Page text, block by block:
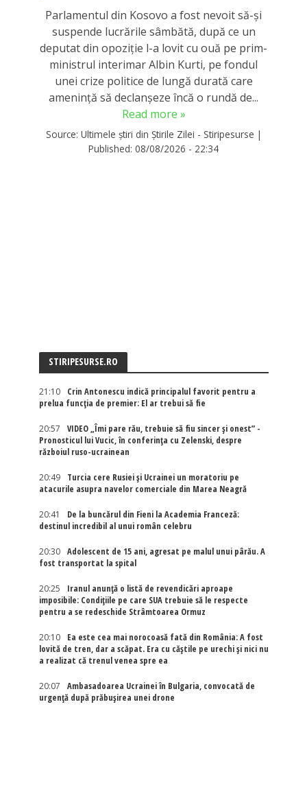
Parlamentul din Kosovo a fost nevoit să-și
suspende lucrările sâmbătă, după ce un
deputat din opoziție l-a lovit cu ouă pe prim-
ministrul interimar Albin Kurti, pe fondul
unei crize politice de lungă durată care
amenință să declanșeze încă o rundă de...
Read more »
Source: Ultimele știri din Știrile Zilei - Stiripesurse |
Published: 08/08/2026 - 22:34
STIRIPESURSE.RO
21:10
Crin Antonescu indică principalul favorit pentru a
prelua funcția de premier: El ar trebui să fie
20:57
VIDEO „Îmi pare rău, trebuie să fiu sincer și onest” -
Pronosticul lui Vucic, în conferința cu Zelenski, despre
războiul ruso-ucrainean
20:49
Turcia cere Rusiei și Ucrainei un moratoriu pe
atacurile asupra navelor comerciale din Marea Neagră
20:41
De la buncărul din Fieni la Academia Franceză:
destinul incredibil al unui român celebru
20:30
Adolescent de 15 ani, agresat pe malul unui pârău. A
fost transportat la spital
20:25
Iranul anunță o listă de revendicări aproape
imposibile: Condițiile pe care SUA trebuie să le respecte
pentru a se redeschide Strâmtoarea Ormuz
20:10
Ea este cea mai norocoasă fată din România: A fost
lovită de tren, dar a scăpat. Era cu căștile pe urechi și nici nu
a realizat că trenul venea spre ea
20:07
Ambasadoarea Ucrainei în Bulgaria, convocată de
urgență după prăbușirea unei drone